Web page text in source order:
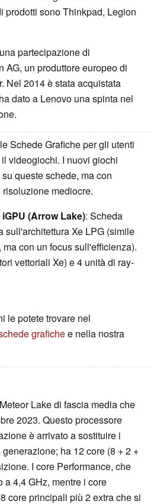
prodotti sono Thinkpad, Legion
partecipazione di
AG, un produttore europeo di
Nel 2014 è stata acquistata
dato a Lenovo una spinta nel
Schede Grafiche per gli utenti
videogiochi. I nuovi giochi
queste schede, ma con
mediocre.
(Arrow Lake): Scheda
sull'architettura Xe LPG (simile
con un focus sull'efficienza).
vettoriali Xe) e 4 unità di ray-
le potete trovare nel
grafichee nella nostra
Lake di fascia media che
2023. Questo processore
è arrivato a sostituire i
ha 12 core (8 + 2 +
I core Performance, che
a 4,4 GHz, mentre i core
core principali più 2 extra che si